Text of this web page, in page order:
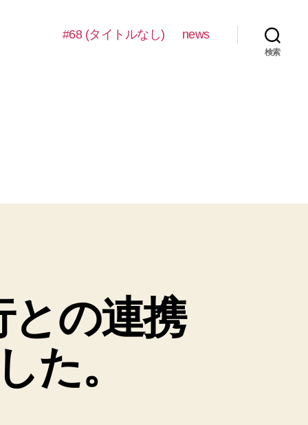
#68 (タイトルなし) news
検索
との連携
た。